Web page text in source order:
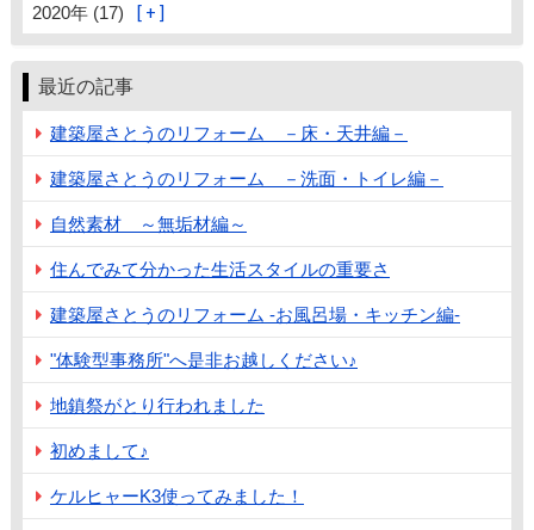
2020年 (17)
最近の記事
建築屋さとうのリフォーム －床・天井編－
建築屋さとうのリフォーム －洗面・トイレ編－
自然素材 ～無垢材編～
住んでみて分かった生活スタイルの重要さ
建築屋さとうのリフォーム ‐お風呂場・キッチン編‐
"体験型事務所"へ是非お越しください♪
地鎮祭がとり行われました
初めまして♪
ケルヒャーK3使ってみました！